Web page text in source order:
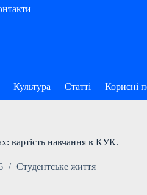
Культура Статті Корисні
вартість навчання в КУК.
Студентське життя